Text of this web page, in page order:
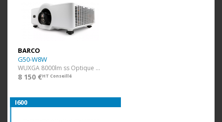
BARCO
G50-W8W
WUXGA 8000lm ss Optique Blanc
8 150 €HT Conseillé
I600